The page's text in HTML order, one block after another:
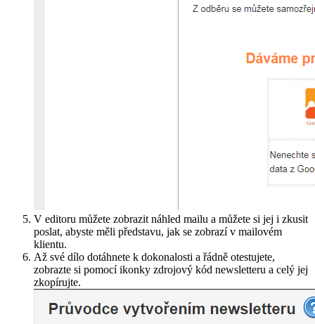
V editoru můžete zobrazit náhled mailu a můžete si jej i zkusit
poslat, abyste měli představu, jak se zobrazí v mailovém
klientu.
Až své dílo dotáhnete k dokonalosti a řádně otestujete,
zobrazte si pomocí ikonky zdrojový kód newsletteru a celý jej
zkopírujte.